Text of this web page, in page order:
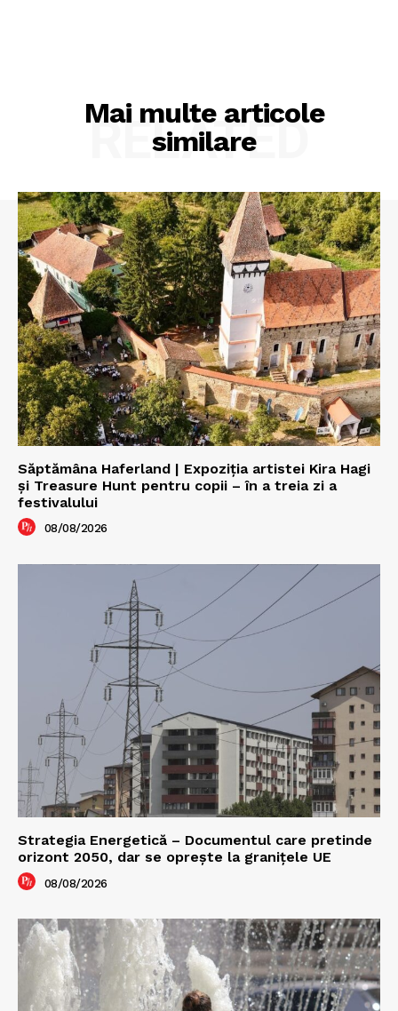
Mai multe articole
similare
RELATED
Săptămâna Haferland | Expoziţia artistei Kira Hagi
şi Treasure Hunt pentru copii – în a treia zi a
festivalului
08/08/2026
Strategia Energetică – Documentul care pretinde
orizont 2050, dar se oprește la granițele UE
08/08/2026